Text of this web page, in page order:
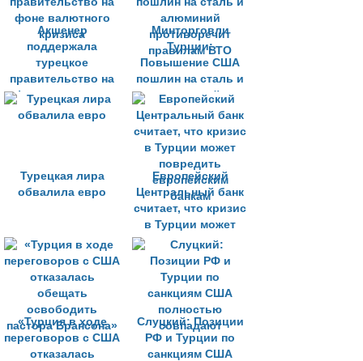
Акшенер
поддержала
турецкое
правительство на
фоне валютного
кризиса
Минторговли
Турции:
Повышение США
пошлин на сталь и
алюминий
противоречит
правилам ВТО
Турецкая лира
обвалила евро
Европейский
Центральный банк
считает, что кризис
в Турции может
повредить
европейским
банкам
«Турция в ходе
переговоров с США
отказалась
Слуцкий: Позиции
РФ и Турции по
санкциям США